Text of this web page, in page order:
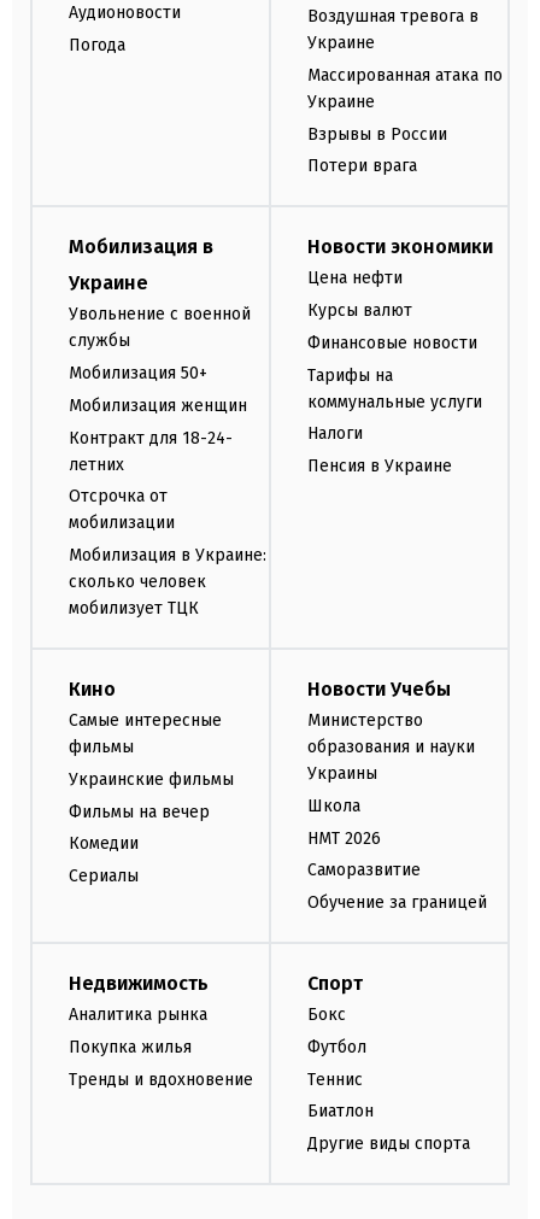
Аудионовости
Погода
Воздушная тревога в
Украине
Массированная атака по
Украине
Взрывы в России
Потери врага
Мобилизация в
Украине
Увольнение с военной
службы
Мобилизация 50+
Мобилизация женщин
Контракт для 18-24-
летних
Отсрочка от
мобилизации
Мобилизация в Украине:
сколько человек
мобилизует ТЦК
Новости экономики
Цена нефти
Курсы валют
Финансовые новости
Тарифы на
коммунальные услуги
Налоги
Пенсия в Украине
Кино
Самые интересные
фильмы
Украинские фильмы
Фильмы на вечер
Комедии
Сериалы
Новости Учебы
Министерство
образования и науки
Украины
Школа
НМТ 2026
Саморазвитие
Обучение за границей
Недвижимость
Аналитика рынка
Покупка жилья
Тренды и вдохновение
Спорт
Бокс
Футбол
Теннис
Биатлон
Другие виды спорта